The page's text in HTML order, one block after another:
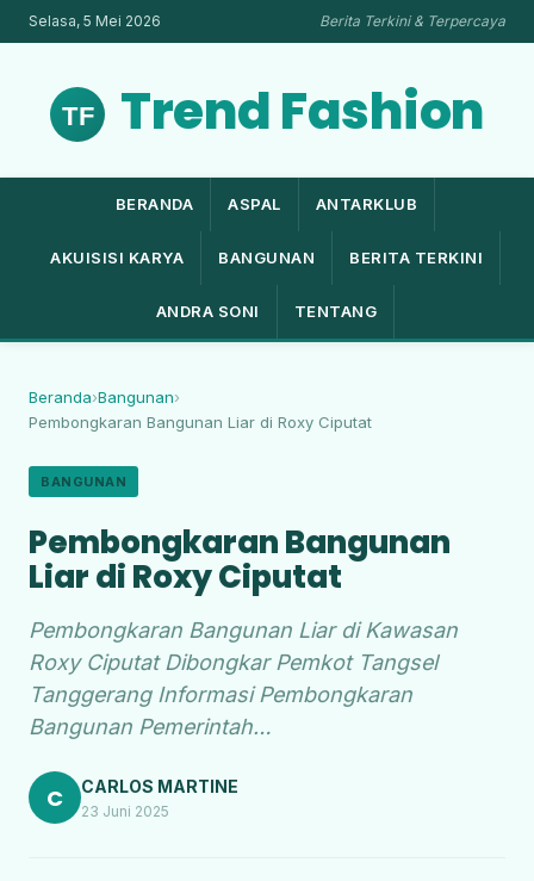
Selasa, 5 Mei 2026 Berita Terkini & Terpercaya
Trend Fashion
BERANDA ASPAL ANTARKLUB
AKUISISI KARYA BANGUNAN BERITA TERKINI
ANDRA SONI TENTANG
Beranda›Bangunan›
Pembongkaran Bangunan Liar di Roxy Ciputat
BANGUNAN
Pembongkaran Bangunan
Liar di Roxy Ciputat
Pembongkaran Bangunan Liar di Kawasan
Roxy Ciputat Dibongkar Pemkot Tangsel
Tanggerang Informasi Pembongkaran
Bangunan Pemerintah…
C CARLOS MARTINE
23 Juni 2025